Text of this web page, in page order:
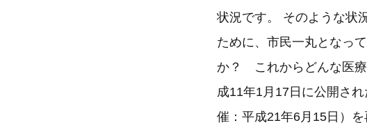
状況です。 そのような状
ために、市民一丸となっ
か？ これからどんな医
成11年1月17日に公開さ
催：平成21年6月15日）